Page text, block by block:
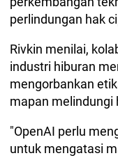
perlindungan hak
Rivkin menilai,
industri hiburan
mengorbankan
mapan melindungi
"OpenAI perlu
untuk mengatasi